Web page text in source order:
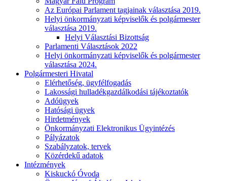
Az Európai Parlament tagjainak választása 2019.
Helyi önkormányzati képviselők és polgármester
választása 2019.
Helyi Választási Bizottság
Parlamenti Választások 2022
Helyi önkormányzati képviselők és polgármester
választása 2024.
Polgármesteri Hivatal
Elérhetőség, ügyfélfogadás
Lakossági hulladékgazdálkodási tájékoztatók
Adóügyek
Hatósági ügyek
Hirdetmények
Önkormányzati Elektronikus Ügyintézés
Pályázatok
Szabályzatok, tervek
Közérdekű adatok
Intézmények
Kiskuckó Óvoda